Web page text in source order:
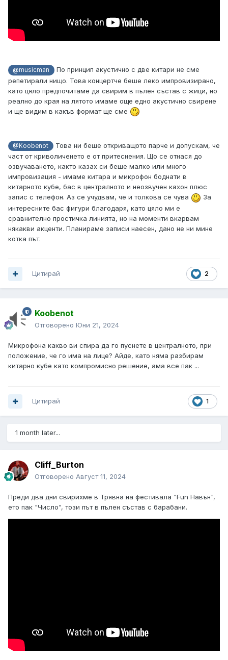
@musicman
По принцип акустично с две китари не сме
репетирали нищо. Това концертче беше леко импровизирано,
като цяло предпочитаме да свирим в пълен състав с жици, но
реално до края на лятото имаме още едно акустично свирене
и ще видим в какъв формат ще сме
@Koobenot
Това ни беше откриващото парче и допускам, че
част от криволиченето е от притеснения. Що се отнася до
озвучаването, както казах си беше малко или много
импровизация - имаме китара и микрофон боднати в
китарното кубе, бас в централното и неозвучен кахон плюс
запис с телефон. Аз се учудвам, че и толкова се чува
За
интересните бас фигури благодаря, като цяло ми е
сравнително простичка линията, но на моменти вкарвам
някакви акценти. Планираме записи наесен, дано не ни мине
котка път.
2
Цитирай
Koobenot
Отговорено Юни 21, 2024
Микрофона какво ви спира да го пуснете в централното, при
положение, че го има на лице? Айде, като няма разбирам
китарно кубе като компромисно решение, ама все пак ...
1
Цитирай
1 month later...
Cliff_Burton
Отговорено Август 11, 2024
Преди два дни свирихме в Трявна на фестивала "Fun Навън",
ето пак "Число", този път в пълен състав с барабани.